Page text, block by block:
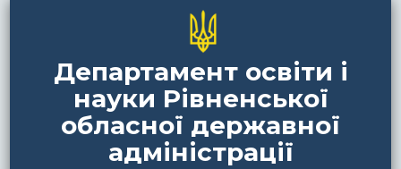
Департамент освіти і
науки Рівненської
обласної державної
адміністрації